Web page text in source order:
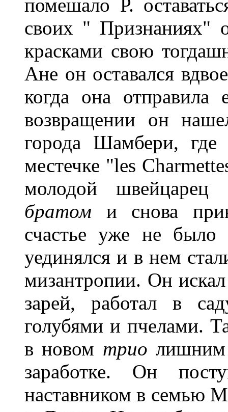
помешало Р.
своих " Признаниях"
красками свою
Ане он оставался
когда она
возвращении он
города Шамбери,
местечке "les
молодой
братом и снова
счастье уже не было
уединялся и в нем
мизантропии. Он
зарей, работал в
голубями и пчелами.
в новом трио лишним
заработке. Он
наставником в семью